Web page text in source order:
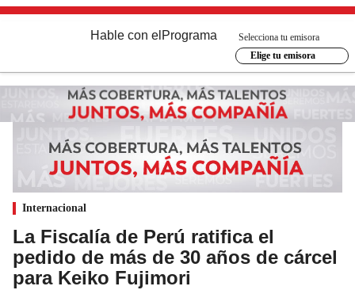
Hable con el Programa
Selecciona tu emisora
Elige tu emisora
Internacional
La Fiscalía de Perú ratifica el
pedido de más de 30 años de cárcel
para Keiko Fujimori